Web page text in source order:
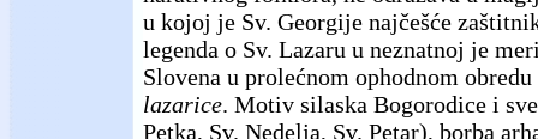
u kojoj je Sv. Georgije najčešće
legenda o Sv. Lazaru u neznatnoj je
Slovena u prolećnom ophodnom
lazarice. Motiv silaska Bogorodice i
Petka, Sv. Nedelja, Sv. Petar), borba